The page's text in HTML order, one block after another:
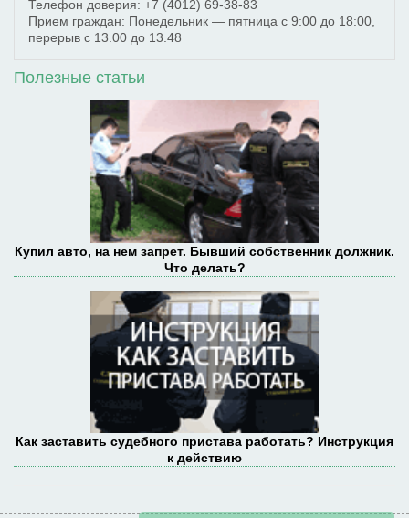
Телефон доверия: +7 (4012) 69-38-83
Прием граждан: Понедельник — пятница с 9:00 до 18:00,
перерыв с 13.00 до 13.48
Полезные статьи
Купил авто, на нем запрет. Бывший собственник должник.
Что делать?
Как заставить судебного пристава работать? Инструкция
к действию